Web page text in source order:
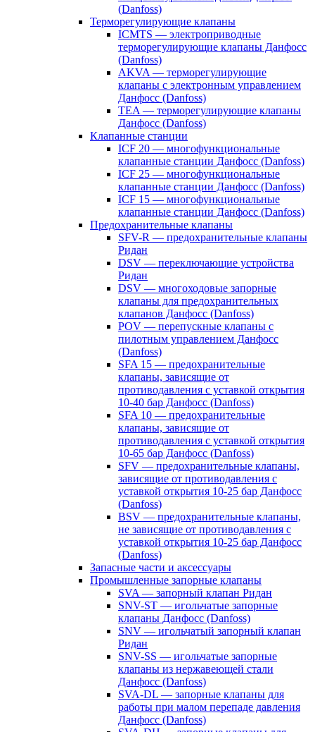
(Danfoss)
Терморегулирующие клапаны
ICMTS — электроприводные
терморегулирующие клапаны Данфосс
(Danfoss)
AKVA — терморегулирующие
клапаны с электронным управлением
Данфосс (Danfoss)
TEA — терморегулирующие клапаны
Данфосс (Danfoss)
Клапанные станции
ICF 20 — многофункциональные
клапанные станции Данфосс (Danfoss)
ICF 25 — многофункциональные
клапанные станции Данфосс (Danfoss)
ICF 15 — многофункциональные
клапанные станции Данфосс (Danfoss)
Предохранительные клапаны
SFV-R — предохранительные клапаны
Ридан
DSV — переключающие устройства
Ридан
DSV — многоходовые запорные
клапаны для предохранительных
клапанов Данфосс (Danfoss)
POV — перепускные клапаны с
пилотным управлением Данфосс
(Danfoss)
SFA 15 — предохранительные
клапаны, зависящие от
противодавления с уставкой открытия
10-40 бар Данфосс (Danfoss)
SFA 10 — предохранительные
клапаны, зависящие от
противодавления с уставкой открытия
10-65 бар Данфосс (Danfoss)
SFV — предохранительные клапаны,
зависящие от противодавления с
уставкой открытия 10-25 бар Данфосс
(Danfoss)
BSV — предохранительные клапаны,
не зависящие от противодавления с
уставкой открытия 10-25 бар Данфосс
(Danfoss)
Запасные части и аксессуары
Промышленные запорные клапаны
SVA — запорный клапан Ридан
SNV-ST — игольчатые запорные
клапаны Данфосс (Danfoss)
SNV — игольчатый запорный клапан
Ридан
SNV-SS — игольчатые запорные
клапаны из нержавеющей стали
Данфосс (Danfoss)
SVA-DL — запорные клапаны для
работы при малом перепаде давления
Данфосс (Danfoss)